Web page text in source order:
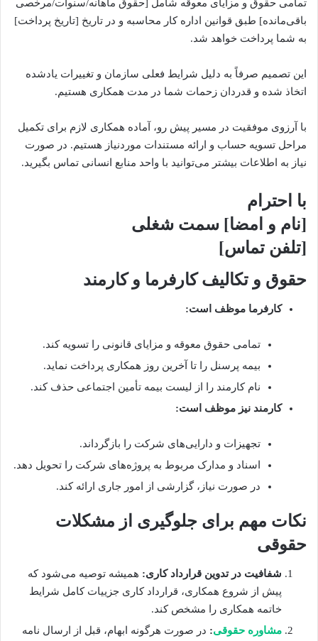
تمامی حقوق و مزایای معوقه شامل [حقوق ماهانه/سنوات/مرخصی
باقی‌مانده] طبق قوانین اداره کار محاسبه و در تاریخ [تاریخ پرداخت]
به شما پرداخت خواهد شد.
این تصمیم صرفاً به دلیل شرایط فعلی سازمان و تغییرات یادشده
اتخاذ شده و قدردان زحمات شما در مدت همکاری هستیم.
با آرزوی موفقیت در مسیر پیش رو، آماده همکاری لازم برای تکمیل
مراحل تسویه حساب و ارائه مستندات موردنیاز هستیم. در صورت
نیاز به اطلاعات بیشتر می‌توانید با واحد منابع انسانی تماس بگیرید.
با احترام
[نام و امضا] سمت شغلی
[تلفن تماس]
حقوق و تکالیف کارفرما و کارمند
کارفرما موظف است:
تمامی حقوق معوقه و مزایای قانونی را تسویه کند.
بیمه پرسنل را تا آخرین روز همکاری پرداخت نماید.
نام کارمند را از لیست بیمه تأمین اجتماعی حذف کند.
کارمند نیز موظف است:
تجهیزات و دارایی‌های شرکت را بازگرداند.
اسناد و مدارک مربوط به پروژه‌های شرکت را تحویل دهد.
در صورت نیاز، گزارشی از امور جاری ارائه کند.
نکات مهم برای جلوگیری از مشکلات
حقوقی
شفافیت در تدوین قرارداد کاری: همیشه توصیه می‌شود که
پیش از شروع همکاری، قرارداد کاری جزییات کامل شرایط
خاتمه همکاری را مشخص کند.
مشاوره حقوقی: در صورت هرگونه ابهام، قبل از ارسال نامه